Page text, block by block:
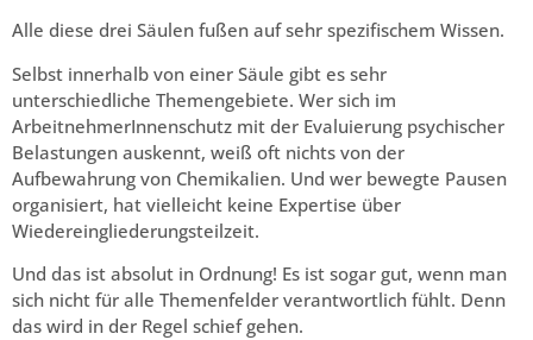
Alle diese drei Säulen fußen auf sehr spezifischem Wissen.
Selbst innerhalb von einer Säule gibt es sehr
unterschiedliche Themengebiete. Wer sich im
ArbeitnehmerInnenschutz mit der Evaluierung psychischer
Belastungen auskennt, weiß oft nichts von der
Aufbewahrung von Chemikalien. Und wer bewegte Pausen
organisiert, hat vielleicht keine Expertise über
Wiedereingliederungsteilzeit.
Und das ist absolut in Ordnung! Es ist sogar gut, wenn man
sich nicht für alle Themenfelder verantwortlich fühlt. Denn
das wird in der Regel schief gehen.